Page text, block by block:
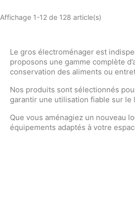
Affichage 1-12 de 128 article(s)
Le gros électroménager est
proposons une gamme complète
conservation des aliments ou
Nos produits sont sélectionnés
garantir une utilisation fiable sur
Que vous aménagiez un nouveau
équipements adaptés à votre